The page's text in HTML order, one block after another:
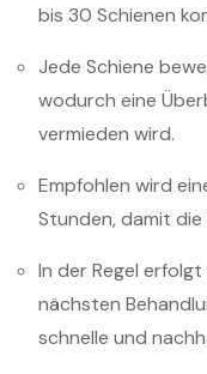
bis 30 Schienen
Jede Schiene
wodurch eine
vermieden wird.
Empfohlen wird
Stunden, damit
In der Regel erfolgt
nächsten
schnelle und